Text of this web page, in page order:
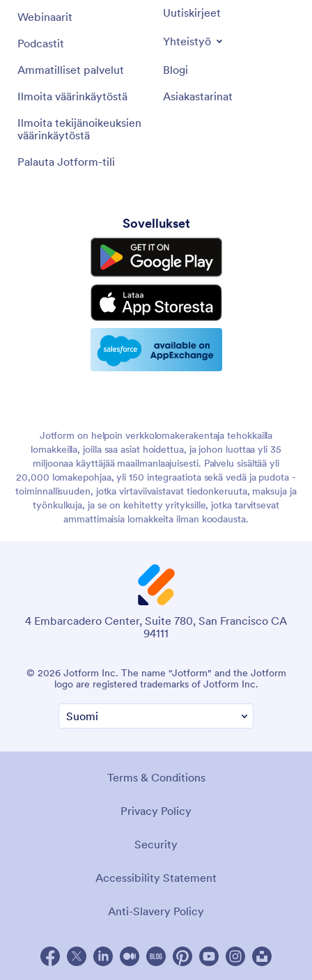
Webinaarit
Podcastit
Ammatilliset palvelut
Ilmoita väärinkäytöstä
Ilmoita tekijänoikeuksien
väärinkäytöstä
Palauta Jotform-tili
Uutiskirjeet
Yhteistyö
Blogi
Asiakastarinat
Sovellukset
Jotform on helpoin verkkolomakerakentaja tehokkailla
lomakkeilla, joilla saa asiat hoidettua, ja johon luottaa yli 35
miljoonaa käyttäjää maailmanlaajuisesti. Palvelu sisältää yli
20,000 lomakepohjaa, yli 150 integraatiota sekä vedä ja pudota -
toiminnallisuuden, jotka virtaviivaistavat tiedonkeruuta, maksuja ja
työnkulkuja, ja se on kehitetty yrityksille, jotka tarvitsevat
ammattimaisia lomakkeita ilman koodausta.
4 Embarcadero Center, Suite 780, San Francisco CA
94111
© 2026 Jotform Inc. The name "Jotform" and the Jotform
logo are registered trademarks of Jotform Inc.
Terms & Conditions
Privacy Policy
Security
Accessibility Statement
Anti-Slavery Policy